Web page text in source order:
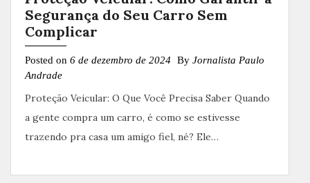
Segurança do Seu Carro Sem
Complicar
Posted on 6 de dezembro de 2024 By Jornalista Paulo
Andrade
Proteção Veicular: O Que Você Precisa Saber Quando
a gente compra um carro, é como se estivesse
trazendo pra casa um amigo fiel, né? Ele…